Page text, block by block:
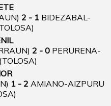
2 - 1 BIDEZABAL-
2 - 0PERURENA-
1 - 2 AMIANO-AIZPURU